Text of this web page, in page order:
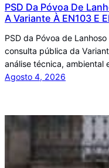
PSD Da Póvoa De
A Variante À EN103 E
PSD da Póvoa de
consulta pública da
análise técnica, ambiental
Agosto 4, 2026